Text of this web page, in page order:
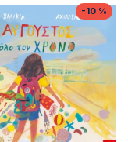
-10 %